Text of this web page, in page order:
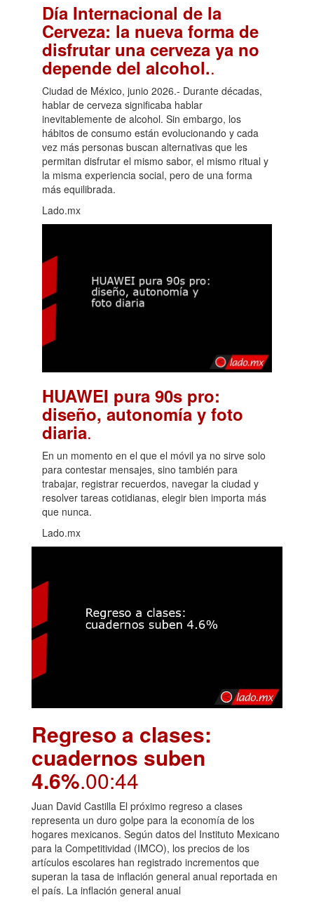
Día Internacional de la
Cerveza: la nueva forma de
disfrutar una cerveza ya no
depende del alcohol..
Ciudad de México, junio 2026.- Durante décadas,
hablar de cerveza significaba hablar
inevitablemente de alcohol. Sin embargo, los
hábitos de consumo están evolucionando y cada
vez más personas buscan alternativas que les
permitan disfrutar el mismo sabor, el mismo ritual y
la misma experiencia social, pero de una forma
más equilibrada.
Lado.mx
HUAWEI pura 90s pro:
diseño, autonomía y foto
diaria.
En un momento en el que el móvil ya no sirve solo
para contestar mensajes, sino también para
trabajar, registrar recuerdos, navegar la ciudad y
resolver tareas cotidianas, elegir bien importa más
que nunca.
Lado.mx
Regreso a clases:
cuadernos suben
4.6%.00:44
Juan David Castilla El próximo regreso a clases
representa un duro golpe para la economía de los
hogares mexicanos. Según datos del Instituto Mexicano
para la Competitividad (IMCO), los precios de los
artículos escolares han registrado incrementos que
superan la tasa de inflación general anual reportada en
el país. La inflación general anual